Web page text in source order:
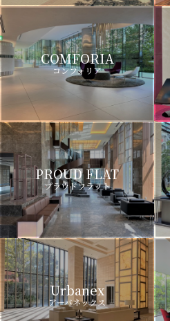
COMFORIA
コンフォリア
PROUD FLAT
プラウドフラット
Urbanex
アーバネックス